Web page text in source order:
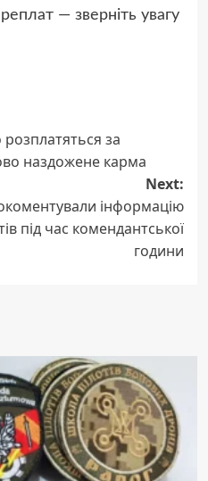
— зверніть увагу
за
наздожене карма
Next:
інформацію
під час комендантської
години